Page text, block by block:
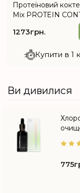
Протеїновий
Mix PROTEIN
вечері) від Choice
1273грн.
Купити в 1
Ви дивилися